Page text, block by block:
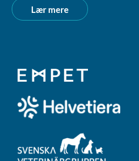
Lær mere